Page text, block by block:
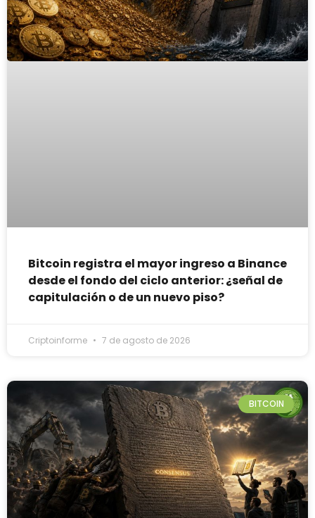
Bitcoin registra el mayor ingreso a Binance
desde el fondo del ciclo anterior: ¿señal de
capitulación o de un nuevo piso?
Criptoinforme 7 de agosto de 2026
BITCOIN